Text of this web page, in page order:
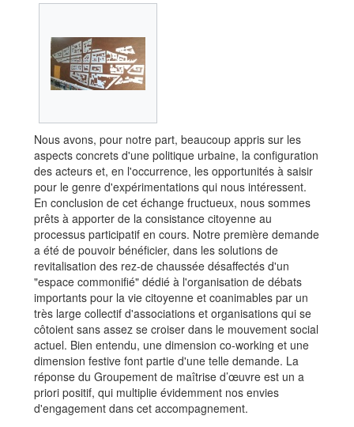
Nous avons, pour notre part, beaucoup appris sur les
aspects concrets d'une politique urbaine, la configuration
des acteurs et, en l'occurrence, les opportunités à saisir
pour le genre d'expérimentations qui nous intéressent.
En conclusion de cet échange fructueux, nous sommes
prêts à apporter de la consistance citoyenne au
processus participatif en cours. Notre première demande
a été de pouvoir bénéficier, dans les solutions de
revitalisation des rez-de chaussée désaffectés d'un
"espace commonifié" dédié à l'organisation de débats
importants pour la vie citoyenne et coanimables par un
très large collectif d'associations et organisations qui se
côtoient sans assez se croiser dans le mouvement social
actuel. Bien entendu, une dimension co-working et une
dimension festive font partie d'une telle demande. La
réponse du Groupement de maîtrise d’œuvre est un a
priori positif, qui multiplie évidemment nos envies
d'engagement dans cet accompagnement.